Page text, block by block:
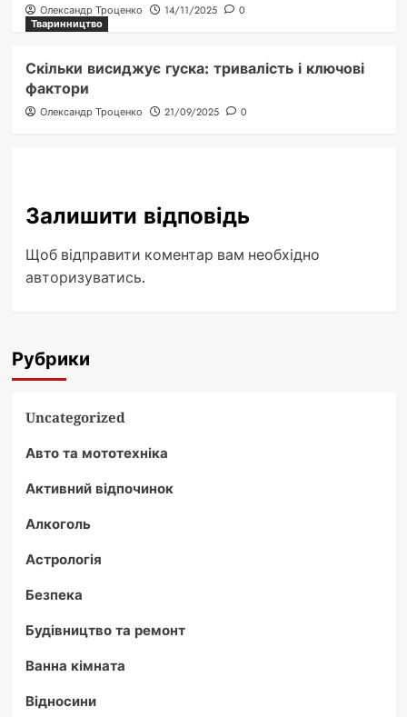
Олександр Троценко 14/11/2025
0
Тваринництво
Скільки висиджує гуска: тривалість і ключові
фактори
Олександр Троценко 21/09/2025 0
Залишити відповідь
Щоб відправити коментар вам необхідно
авторизуватись.
Рубрики
Uncategorized
Авто та мототехніка
Активний відпочинок
Алкоголь
Астрологія
Безпека
Будівництво та ремонт
Ванна кімната
Відносини